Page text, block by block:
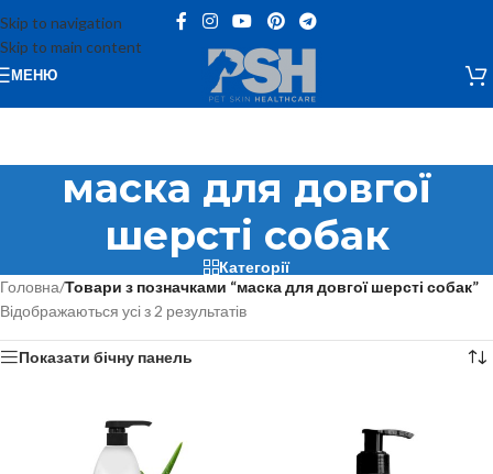
Skip to navigation
Skip to main content
МЕНЮ
маска для довгої
шерсті собак
Категорії
Головна/Товари з позначками “маска для довгої шерсті собак”
Відображаються усі з 2 результатів
Показати бічну панель